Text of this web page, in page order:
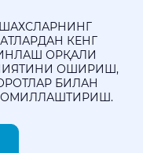
КЕНГ
ОРҚАЛИ
ОШИРИШ,
БИЛАН